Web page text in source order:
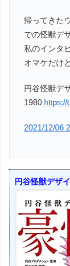
帰ってきた
での怪獣デ
私のインタ
オマケだけ
円谷怪獣デ
1980
2021/12/06
円谷怪獣デザ